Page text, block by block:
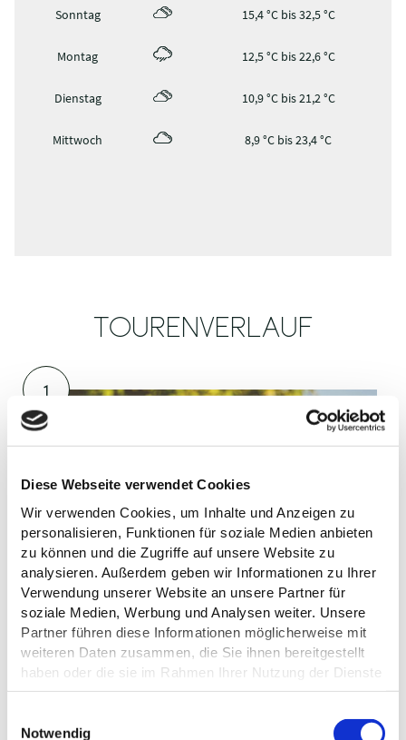
Diese Webseite verwendet Cookies
Wir verwenden Cookies, um Inhalte und Anzeigen zu
personalisieren, Funktionen für soziale Medien anbieten
zu können und die Zugriffe auf unsere Website zu
analysieren. Außerdem geben wir Informationen zu Ihrer
Verwendung unserer Website an unsere Partner für
soziale Medien, Werbung und Analysen weiter. Unsere
Partner führen diese Informationen möglicherweise mit
weiteren Daten zusammen, die Sie ihnen bereitgestellt
haben oder die sie im Rahmen Ihrer Nutzung der Dienste
gesammelt haben.
Datenschutz
Notwendig
Sonntag 15,4 °C bis 32,5 °C
Montag 12,5 °C bis 22,6 °C
Dienstag 10,9 °C bis 21,2 °C
Mittwoch 8,9 °C bis 23,4 °C
TOURENVERLAUF
1
SCHLOSS EUTIN
Eutin
Anne Weise / Eutin Tourismus
2